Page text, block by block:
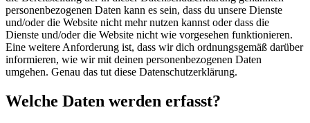
personenbezogenen Daten kann es sein, dass du unsere Dienste
und/oder die Website nicht mehr nutzen kannst oder dass die
Dienste und/oder die Website nicht wie vorgesehen funktionieren.
Eine weitere Anforderung ist, dass wir dich ordnungsgemäß darüber
informieren, wie wir mit deinen personenbezogenen Daten
umgehen. Genau das tut diese Datenschutzerklärung.
Welche Daten werden erfasst?